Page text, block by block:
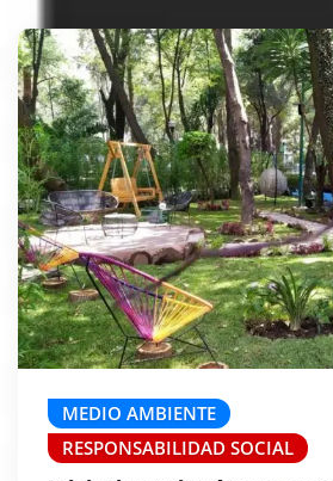
MEDIO AMBIENTE
RESPONSABILIDAD SOCIAL